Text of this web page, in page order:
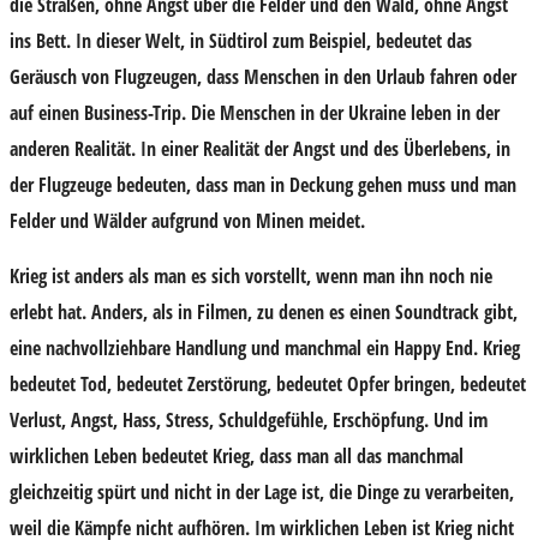
ins Bett. In dieser Welt, in Südtirol zum Beispiel, bedeutet das
Geräusch von Flugzeugen, dass Menschen in den Urlaub fahren oder
auf einen Business-Trip. Die Menschen in der Ukraine leben in der
anderen Realität. In einer Realität der Angst und des Überlebens, in
der Flugzeuge bedeuten, dass man in Deckung gehen muss und man
Felder und Wälder aufgrund von Minen meidet.
Krieg ist anders als man es sich vorstellt, wenn man ihn noch nie
erlebt hat. Anders, als in Filmen, zu denen es einen Soundtrack gibt,
eine nachvollziehbare Handlung und manchmal ein Happy End. Krieg
bedeutet Tod, bedeutet Zerstörung, bedeutet Opfer bringen, bedeutet
Verlust, Angst, Hass, Stress, Schuldgefühle, Erschöpfung. Und im
wirklichen Leben bedeutet Krieg, dass man all das manchmal
gleichzeitig spürt und nicht in der Lage ist, die Dinge zu verarbeiten,
weil die Kämpfe nicht aufhören. Im wirklichen Leben ist Krieg nicht